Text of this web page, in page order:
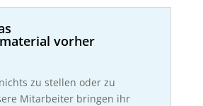
vorher
zu stellen oder zu
Mitarbeiter bringen ihr